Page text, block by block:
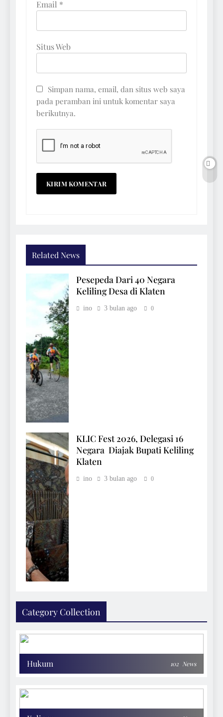
Email *
Situs Web
Simpan nama, email, dan situs web saya
pada peramban ini untuk komentar saya
berikutnya.
Related News
Pesepeda Dari 40 Negara
Keliling Desa di Klaten
ino 3 bulan ago 0
KLIC Fest 2026, Delegasi 16
Negara Diajak Bupati Keliling
Klaten
ino 3 bulan ago 0
Category Collection
Hukum 102 News